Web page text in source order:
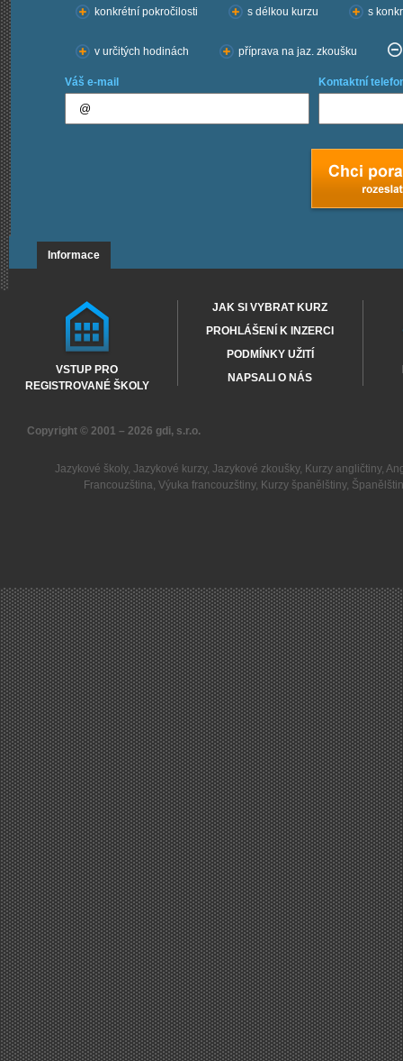
konkrétní pokročilosti s délkou kurzu s
v určitých hodinách příprava na jaz. zkoušku
Váš e-mail Kontaktní
Informace
VSTUP PRO
REGISTROVANÉ ŠKOLY
JAK SI VYBRAT KURZ
PROHLÁŠENÍ K INZERCI
PODMÍNKY UŽITÍ
NAPSALI O NÁS
Copyright © 2001 – 2026 gdi, s.r.o.
Jazykové školy, Jazykové kurzy, Jazykové zkoušky, Kurzy angličtiny,
Francouzština,Výuka francouzštiny, Kurzy španělštiny,